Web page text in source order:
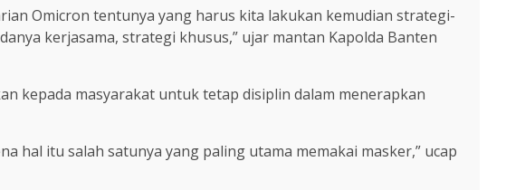
Omicron tentunya yang harus kita lakukan kemudian strategi-
kerjasama, strategi khusus,” ujar mantan Kapolda Banten
kepada masyarakat untuk tetap disiplin dalam menerapkan
hal itu salah satunya yang paling utama memakai masker,” ucap